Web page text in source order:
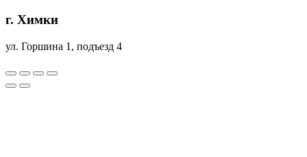
г. Химки
ул. Горшина 1, подъезд 4